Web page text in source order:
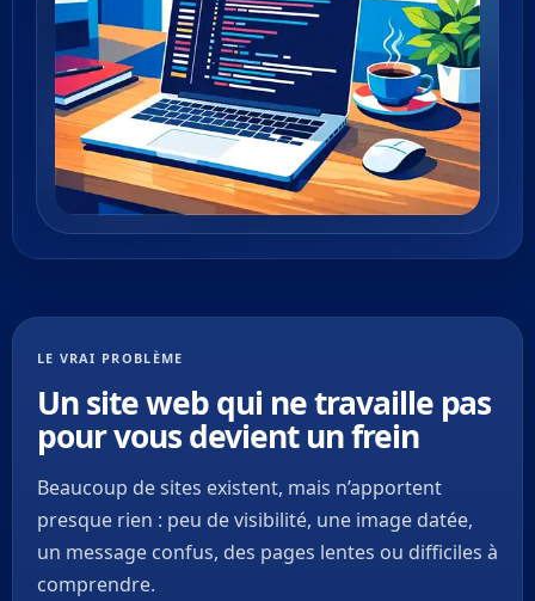
LE VRAI PROBLÈME
Un site web qui ne travaille pas
pour vous devient un frein
Beaucoup de sites existent, mais n’apportent
presque rien : peu de visibilité, une image datée,
un message confus, des pages lentes ou difficiles à
comprendre.